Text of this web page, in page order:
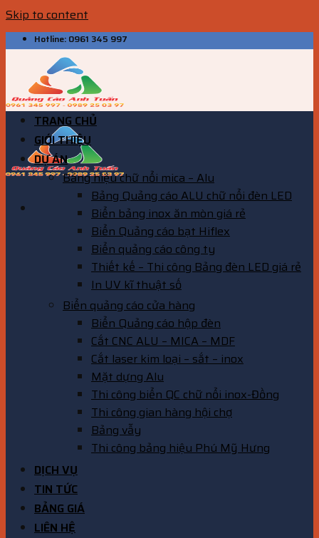
Skip to content
Hotline: 0961 345 997
TRANG CHỦ
GIỚI THIỆU
DỰ ÁN
Bảng hiệu chữ nổi mica – Alu
Bảng Quảng cáo ALU chữ nổi đèn LED
Biển bảng inox ăn mòn giá rẻ
Biển Quảng cáo bạt Hiflex
Biển quảng cáo công ty
Thiết kế – Thi công Bảng đèn LED giá rẻ
In UV kĩ thuật số
Biển quảng cáo cửa hàng
Biển Quảng cáo hộp đèn
Cắt CNC ALU – MICA – MDF
Cắt laser kim loại – sắt – inox
Mặt dựng Alu
Thi công biển QC chữ nổi inox-Đồng
Thi công gian hàng hội chợ
Bảng vẫy
Thi công bảng hiệu Phú Mỹ Hưng
DỊCH VỤ
TIN TỨC
BẢNG GIÁ
LIÊN HỆ